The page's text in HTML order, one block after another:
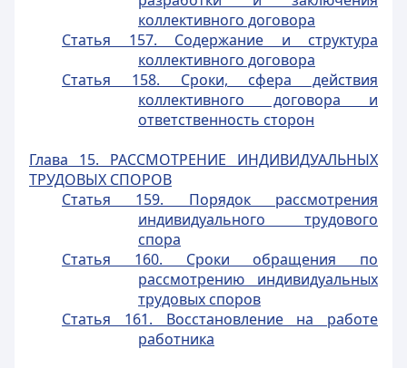
коллективного договора
Статья 157. Содержание и структура
коллективного договора
Статья 158. Сроки, сфера действия
коллективного договора и
ответственность сторон
Глава 15. РАССМОТРЕНИЕ ИНДИВИДУАЛЬНЫХ
ТРУДОВЫХ СПОРОВ
Статья 159. Порядок рассмотрения
индивидуального трудового
спора
Статья 160. Сроки обращения по
рассмотрению индивидуальных
трудовых споров
Статья 161. Восстановление на работе
работника